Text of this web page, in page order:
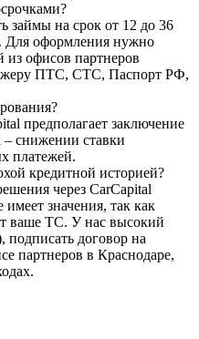
займы на срок от 12 до 36
Для оформления нужно
из офисов партнеров
ПТС, СТС, Паспорт РФ,
предполагает заключение
– снижении ставки
платежей.
кредитной историей?
через CarCapital
значения, так как
ваше ТС. У нас высокий
подписать договор на
партнеров в Краснодаре,